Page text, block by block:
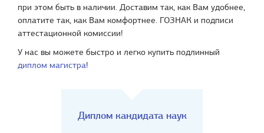
при этом быть в наличии. Доставим так, как Вам удобнее,
оплатите так, как Вам комфортнее. ГОЗНАК и подписи
аттестационной комиссии!
У нас вы можете быстро и легко купить подлинный
диплом магистра!
Диплом кандидата наук